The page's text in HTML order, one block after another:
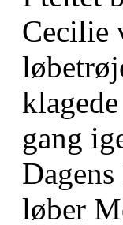
Cecilie
gang
løber